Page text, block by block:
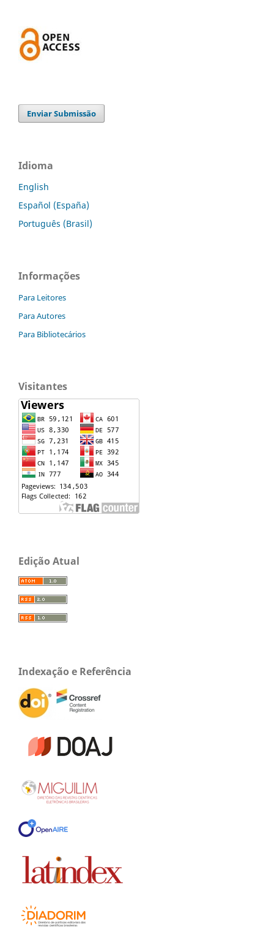
Enviar Submissão
Idioma
English
Español (España)
Português (Brasil)
Informações
Para Leitores
Para Autores
Para Bibliotecários
Visitantes
Edição Atual
Indexação e Referência